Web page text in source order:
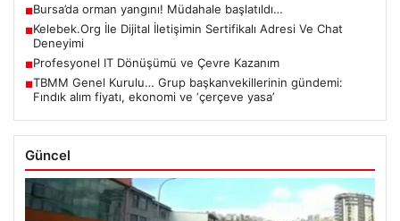
■Bursa’da orman yangını! Müdahale başlatıldı…
■Kelebek.Org İle Dijital İletişimin Sertifikalı Adresi Ve Chat
Deneyimi
■Profesyonel IT Dönüşümü ve Çevre Kazanım
■TBMM Genel Kurulu… Grup başkanvekillerinin gündemi:
Fındık alım fiyatı, ekonomi ve ‘çerçeve yasa’
Güncel